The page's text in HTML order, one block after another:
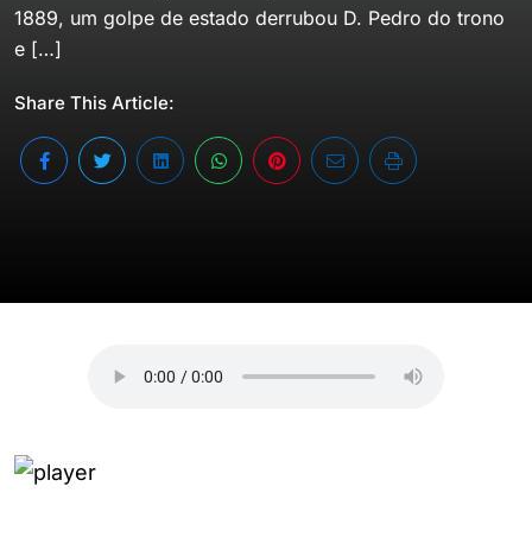
1889, um golpe de estado derrubou D. Pedro do trono
e […]
Share This Article: